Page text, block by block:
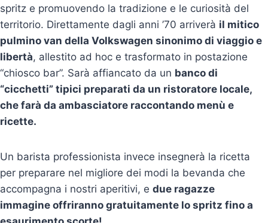
spritz e promuovendo la tradizione e le curiosità del
territorio. Direttamente dagli anni ’70 arriverà il mitico
pulmino van della Volkswagen sinonimo di viaggio e
libertà, allestito ad hoc e trasformato in postazione
“chiosco bar”. Sarà affiancato da un banco di
“cicchetti” tipici preparati da un ristoratore locale,
che farà da ambasciatore raccontando menù e
ricette.
Un barista professionista invece insegnerà la ricetta
per preparare nel migliore dei modi la bevanda che
accompagna i nostri aperitivi, e due ragazze
immagine offriranno gratuitamente lo spritz fino a